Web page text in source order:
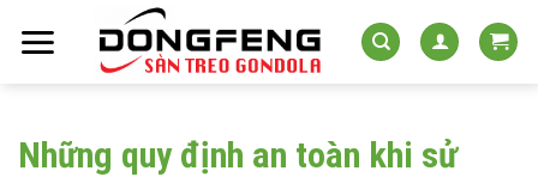
Những quy định an toàn khi sử